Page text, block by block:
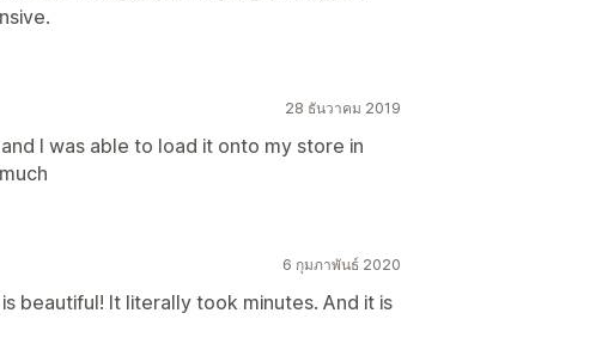
28 ธันวาคม 2019
I was able to load it onto my store in
6 กุมภาพันธ์ 2020
beautiful! It literally took minutes. And it is